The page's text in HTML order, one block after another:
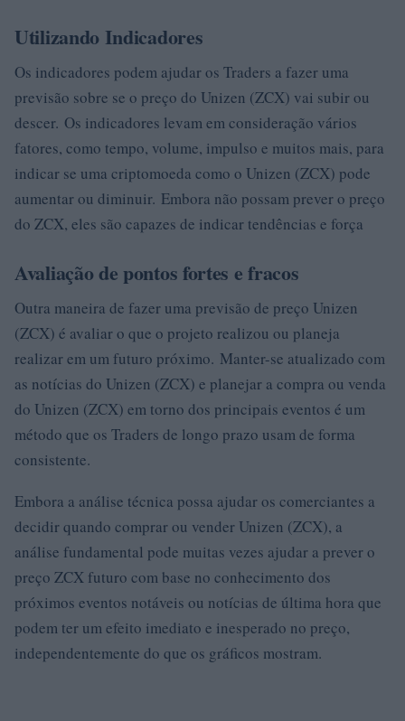
Utilizando Indicadores
Os indicadores podem ajudar os Traders a fazer uma
previsão sobre se o preço do Unizen (ZCX) vai subir ou
descer. Os indicadores levam em consideração vários
fatores, como tempo, volume, impulso e muitos mais, para
indicar se uma criptomoeda como o Unizen (ZCX) pode
aumentar ou diminuir. Embora não possam prever o preço
do ZCX, eles são capazes de indicar tendências e força
Avaliação de pontos fortes e fracos
Outra maneira de fazer uma previsão de preço Unizen
(ZCX) é avaliar o que o projeto realizou ou planeja
realizar em um futuro próximo. Manter-se atualizado com
as notícias do Unizen (ZCX) e planejar a compra ou venda
do Unizen (ZCX) em torno dos principais eventos é um
método que os Traders de longo prazo usam de forma
consistente.
Embora a análise técnica possa ajudar os comerciantes a
decidir quando comprar ou vender Unizen (ZCX), a
análise fundamental pode muitas vezes ajudar a prever o
preço ZCX futuro com base no conhecimento dos
próximos eventos notáveis ​​ou notícias de última hora que
podem ter um efeito imediato e inesperado no preço,
independentemente do que os gráficos mostram.